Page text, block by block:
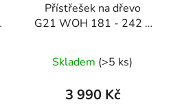
Přístřešek na dřevo
G21 WOH 181 - 242 x
Skladem (>5 ks)
3 990 Kč